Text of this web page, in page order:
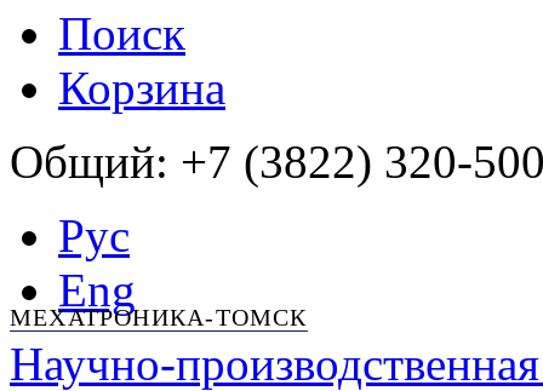
Поиск
Корзина
Общий: +7 (3822) 320-
Рус
Eng
МЕХАТРОНИКА-ТОМСК
Научно-